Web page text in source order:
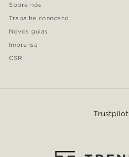
Sobre nós
Trabalhe connosco
Novos guias
Imprensa
CSR
Trustpilot